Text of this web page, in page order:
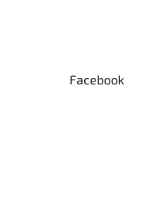
Facebook